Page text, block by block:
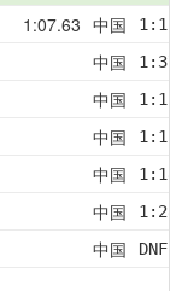
1:07.63 中国
中国
中国
中国
中国
中国
中国 DNF